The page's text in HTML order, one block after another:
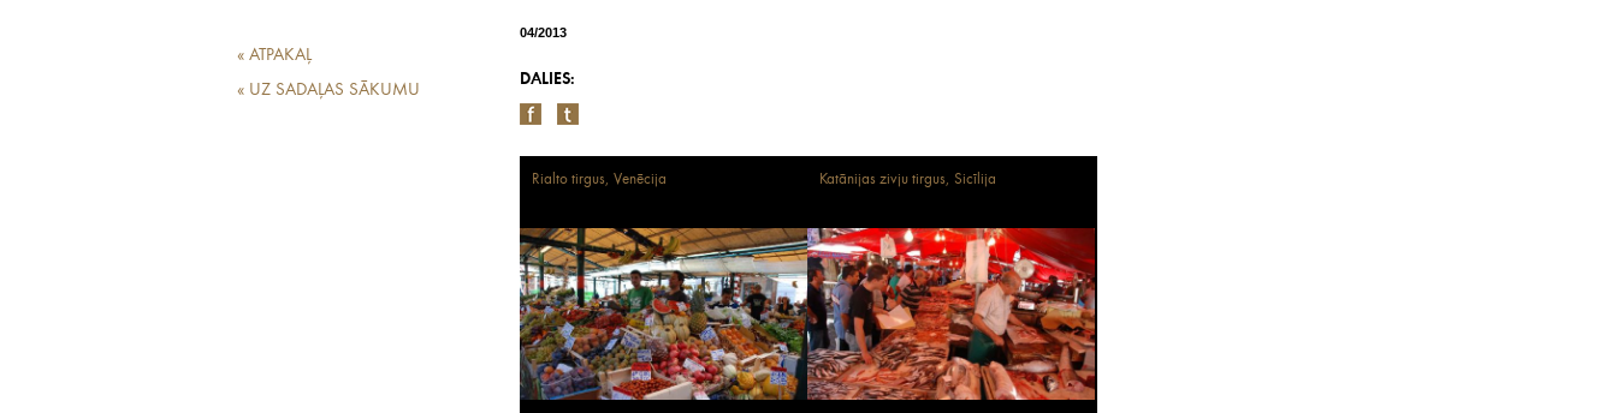
« ATPAKAĻ
« UZ SADAĻAS SĀKUMU
04/2013
DALIES:
Rialto tirgus, Venēcija Katānijas zivju tirgus, Sicīlija